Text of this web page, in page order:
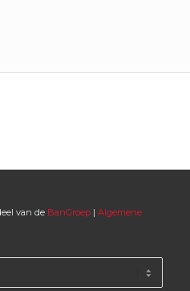
van de BanGroep| Algemene